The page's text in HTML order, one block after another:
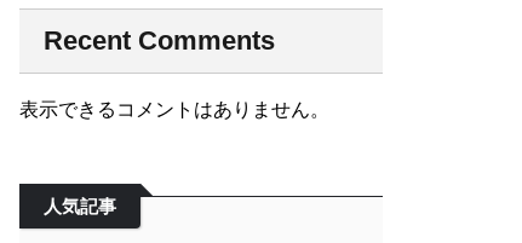
Recent Comments
表示できるコメントはありません。
人気記事